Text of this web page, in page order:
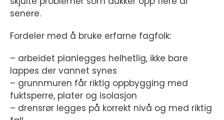
senere.
Fordeler med å bruke erfarne fagfolk:
– arbeidet planlegges helhetlig, ikke bare
lappes der vannet synes
– grunnmuren får riktig oppbygging med
fuktsperre, plater og isolasjon
– drensrør legges på korrekt nivå og med riktig